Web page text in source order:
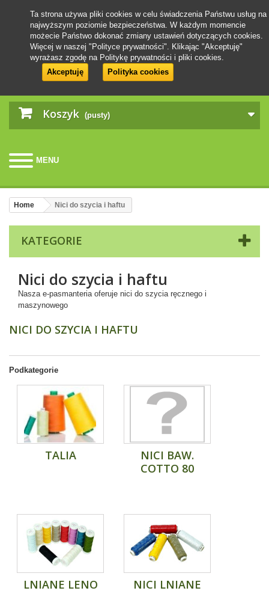
Koszyk (pusty)
MENU
Ta strona używa pliki cookies w celu świadczenia Państwu usług na
najwyższym poziomie bezpieczeństwa. W każdym momencie
możecie Państwo dokonać zmiany ustawień dotyczących cookies.
Więcej w naszej "Polityce prywatności". Klikając "Akceptuję"
wyrażasz zgodę na Politykę prywatności i pliki cookies.
Akceptuję
Polityka cookies
Home Nici do szycia i haftu
KATEGORIE
Nici do szycia i haftu
Nasza e-pasmanteria oferuje nici do szycia ręcznego i
maszynowego
NICI DO SZYCIA I HAFTU
Podkategorie
TALIA
NICI BAW.
COTTO 80
LNIANE LENO
NICI LNIANE